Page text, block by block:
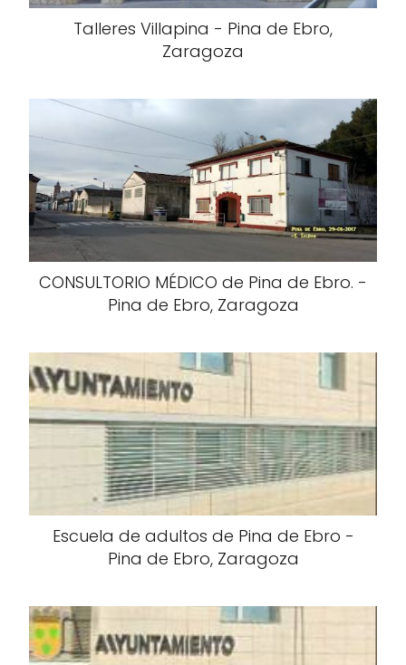
Talleres Villapina - Pina de Ebro,
Zaragoza
CONSULTORIO MÉDICO de Pina de Ebro. -
Pina de Ebro, Zaragoza
Escuela de adultos de Pina de Ebro -
Pina de Ebro, Zaragoza